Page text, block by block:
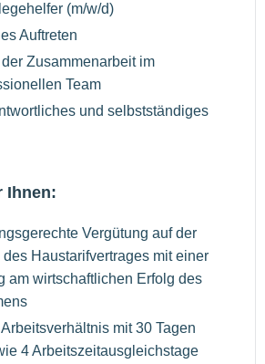
(m/w/d)
Auftreten
Zusammenarbeit im
Team
und selbstständiges
Ihnen:
Vergütung auf der
Haustarifvertrages mit einer
am wirtschaftlichen Erfolg des
mit 30 Tagen
4 Arbeitszeitausgleichstage